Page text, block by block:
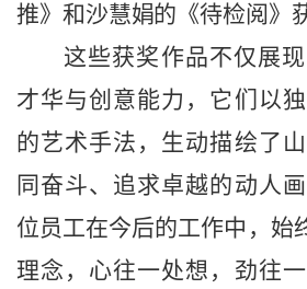
推》和沙慧娟的《待检阅》
这些获奖作品不仅展
才华与创意能力，它们以
的艺术手法，生动描绘了
同奋斗、追求卓越的动人画
位员工在今后的工作中，始
理念，心往一处想，劲往